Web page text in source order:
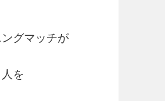
グマッチが
を